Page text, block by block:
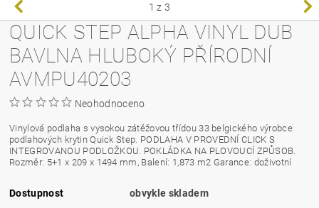
1 z 3
QUICK STEP ALPHA VINYL DUB
BAVLNA HLUBOKÝ PŘÍRODNÍ
AVMPU40203
Neohodnoceno
Vinylová podlaha s vysokou zátěžovou třídou 33 belgického výrobce
podlahových krytin Quick Step. PODLAHA V PROVEDNÍ CLICK S
INTEGROVANOU PODLOŽKOU. POKLÁDKA NA PLOVOUCÍ ZPŮSOB.
Rozměr: 5+1 x 209 x 1494 mm, Balení: 1,873 m2 Garance: doživotní
Dostupnost
obvykle skladem